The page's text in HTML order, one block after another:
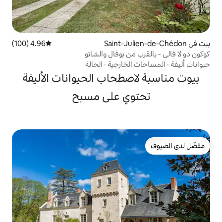
متوسط التقييم 4.96 من 5، 100 مراجعات
4.96 (100)
بوفال والشاتو
·الحالة
الحيوانات الأليفة